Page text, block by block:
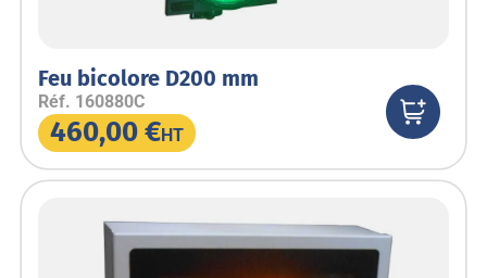
Feu bicolore D200 mm
Réf. 160880C
460,00€HT